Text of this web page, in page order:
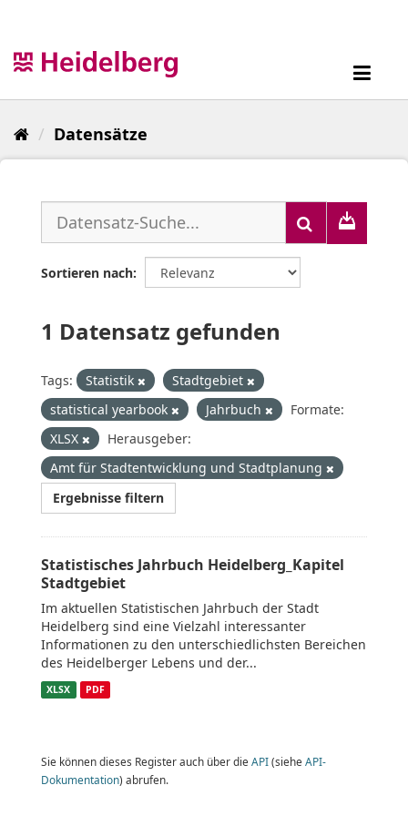
Datensätze
Sortieren nach
1 Datensatz gefunden
Tags: Statistik
Stadtgebiet
statistical yearbook
Jahrbuch
Formate:
XLSX
Herausgeber:
Amt für Stadtentwicklung und Stadtplanung
Ergebnisse filtern
Statistisches Jahrbuch Heidelberg_Kapitel
Stadtgebiet
Im aktuellen Statistischen Jahrbuch der Stadt
Heidelberg sind eine Vielzahl interessanter
Informationen zu den unterschiedlichsten Bereichen
des Heidelberger Lebens und der...
XLSX PDF
Sie können dieses Register auch über die API(siehe API-
Dokumentation) abrufen.